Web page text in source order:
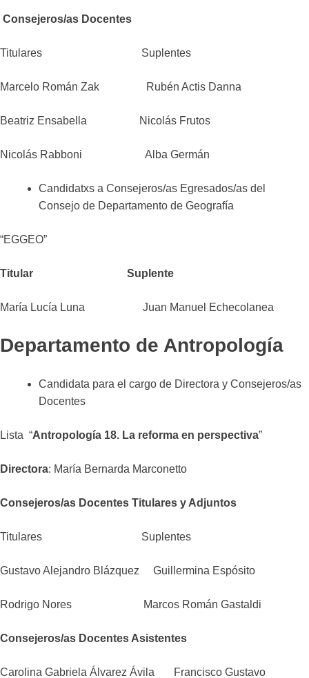
Consejeros/as Docentes
Titulares Suplentes
Marcelo Román Zak Rubén Actis Danna
Beatriz Ensabella Nicolás Frutos
Nicolás Rabboni Alba Germán
Candidatxs a Consejeros/as Egresados/as del
Consejo de Departamento de Geografía
“EGGEO”
Titular Suplente
María Lucía Luna Juan Manuel Echecolanea
Departamento de Antropología
Candidata para el cargo de Directora y Consejeros/as
Docentes
Lista “Antropología 18. La reforma en perspectiva”
Directora: María Bernarda Marconetto
Consejeros/as Docentes Titulares y Adjuntos
Titulares Suplentes
Gustavo Alejandro Blázquez Guillermina Espósito
Rodrigo Nores Marcos Román Gastaldi
Consejeros/as Docentes Asistentes
Carolina Gabriela Álvarez Ávila Francisco Gustavo